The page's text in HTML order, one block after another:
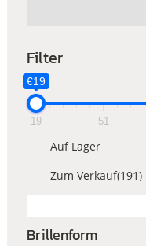
Filter
€19
19 51
Auf Lager
Zum Verkauf(191)
Brillenform